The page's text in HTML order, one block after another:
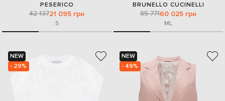
PESERICO
42 13721 095 грн
S
BRUNELLO CUCINELLI
85 77160 025 грн
ML
NEW
- 29%
NEW
- 49%